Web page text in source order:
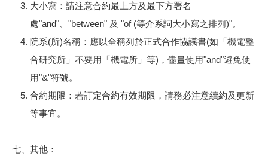
大小寫：請注意合約最上方及最下方署名
處"and"、"between" 及 "of (等介系詞大小寫之排列)"。
院系(所)名稱：應以全稱列於正式合作協議書(如「機電整
合研究所」不要用「機電所」等)，儘量使用"and"避免使
用"&"符號。
合約期限：若訂定合約有效期限，請務必注意續約及更新
等事宜。
七、其他：